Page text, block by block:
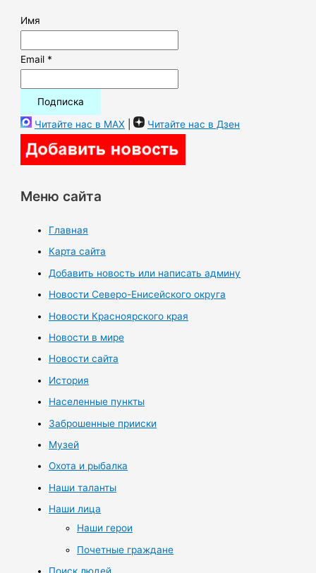
Имя
Email *
Читайте нас в MAX | Читайте нас в Дзен
Меню сайта
Главная
Карта сайта
Добавить новость или написать админу
Новости Северо-Енисейского округа
Новости Красноярского края
Новости в мире
Новости сайта
История
Населенные пункты
Заброшенные прииски
Музей
Охота и рыбалка
Наши таланты
Наши лица
Наши герои
Почетные граждане